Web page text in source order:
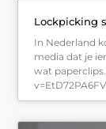
Lockpicking
In Nederland
media dat je
wat